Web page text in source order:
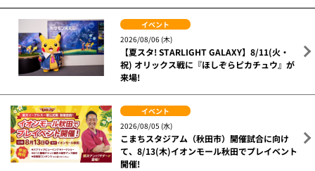
イベント
2026/08/06 (木)
【夏スタ! STARLIGHT GALAXY】8/11(火・
祝) オリックス戦に『ほしぞらピカチュウ』が
来場!
イベント
2026/08/05 (水)
こまちスタジアム（秋田市）開催試合に向け
て、8/13(木)イオンモール秋田でプレイベント
開催!